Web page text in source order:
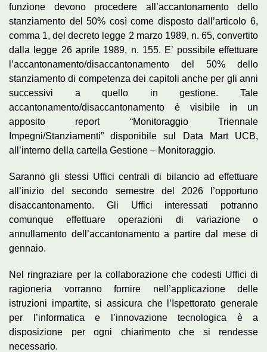
funzione devono procedere all’accantonamento dello
stanziamento del 50% così come disposto dall’articolo 6,
comma 1, del decreto legge 2 marzo 1989, n. 65, convertito
dalla legge 26 aprile 1989, n. 155. E’ possibile effettuare
l’accantonamento/disaccantonamento del 50% dello
stanziamento di competenza dei capitoli anche per gli anni
successivi a quello in gestione. Tale
accantonamento/disaccantonamento è visibile in un
apposito report “Monitoraggio Triennale
Impegni/Stanziamenti” disponibile sul Data Mart UCB,
all’interno della cartella Gestione – Monitoraggio.
Saranno gli stessi Uffici centrali di bilancio ad effettuare
all’inizio del secondo semestre del 2026 l’opportuno
disaccantonamento. Gli Uffici interessati potranno
comunque effettuare operazioni di variazione o
annullamento dell’accantonamento a partire dal mese di
gennaio.
Nel ringraziare per la collaborazione che codesti Uffici di
ragioneria vorranno fornire nell’applicazione delle
istruzioni impartite, si assicura che l’Ispettorato generale
per l’informatica e l’innovazione tecnologica è a
disposizione per ogni chiarimento che si rendesse
necessario.